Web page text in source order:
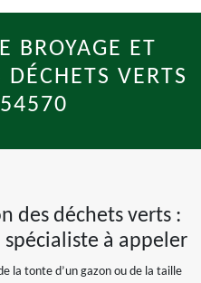
BROYAGE ET
VERTS
des déchets verts :
spécialiste à appeler
la tonte d’un gazon ou de la taille